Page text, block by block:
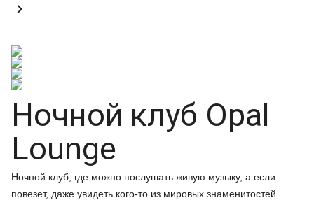

Ночной клуб Opal
Lounge
Ночной клуб, где можно послушать живую музыку, а если
повезет, даже увидеть кого-то из мировых знаменитостей.